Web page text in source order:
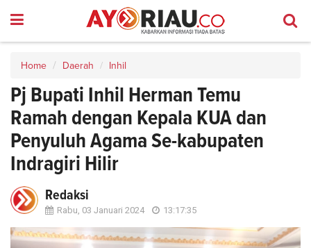
Home Daerah Inhil
Pj Bupati Inhil Herman Temu
Ramah dengan Kepala KUA dan
Penyuluh Agama Se-kabupaten
Indragiri Hilir
Redaksi
Rabu, 03 Januari 2024 13:17:35